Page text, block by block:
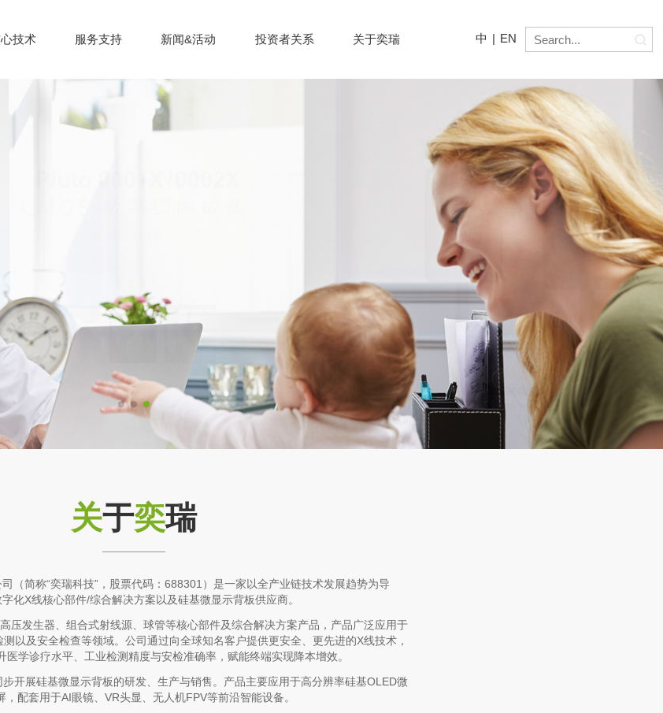
技术 服务支持 新闻&活动 投资者关系 关于奕瑞 中 | EN
关于奕瑞
（简称“奕瑞科技”，股票代码：688301）是一家以全产业链技术发展趋势为导
化X线核心部件/综合解决方案以及硅基微显示背板供应商。
压发生器、组合式射线源、球管等核心部件及综合解决方案产品，产品广泛应用于
以及安全检查等领域。公司通过向全球知名客户提供更安全、更先进的X线技术，
医学诊疗水平、工业检测精度与安检准确率，赋能终端实现降本增效。
开展硅基微显示背板的研发、生产与销售。产品主要应用于高分辨率硅基OLED微
，配套用于AI眼镜、VR头显、无人机FPV等前沿智能设备。